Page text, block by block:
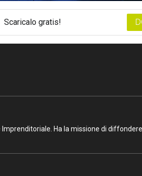
Scaricalo gratis!
Ha la missione di